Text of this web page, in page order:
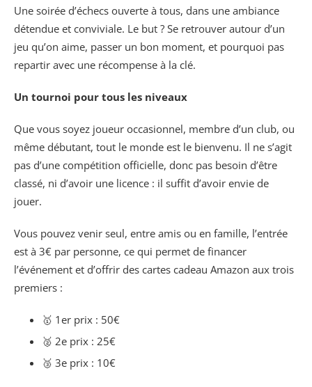
Une soirée d’échecs ouverte à tous, dans une ambiance
détendue et conviviale. Le but ? Se retrouver autour d’un
jeu qu’on aime, passer un bon moment, et pourquoi pas
repartir avec une récompense à la clé.
Un tournoi pour tous les niveaux
Que vous soyez joueur occasionnel, membre d’un club, ou
même débutant, tout le monde est le bienvenu. Il ne s’agit
pas d’une compétition officielle, donc pas besoin d’être
classé, ni d’avoir une licence : il suffit d’avoir envie de
jouer.
Vous pouvez venir seul, entre amis ou en famille, l’entrée
est à 3€ par personne, ce qui permet de financer
l’événement et d’offrir des cartes cadeau Amazon aux trois
premiers :
🥇 1er prix : 50€
🥈 2e prix : 25€
🥉 3e prix : 10€